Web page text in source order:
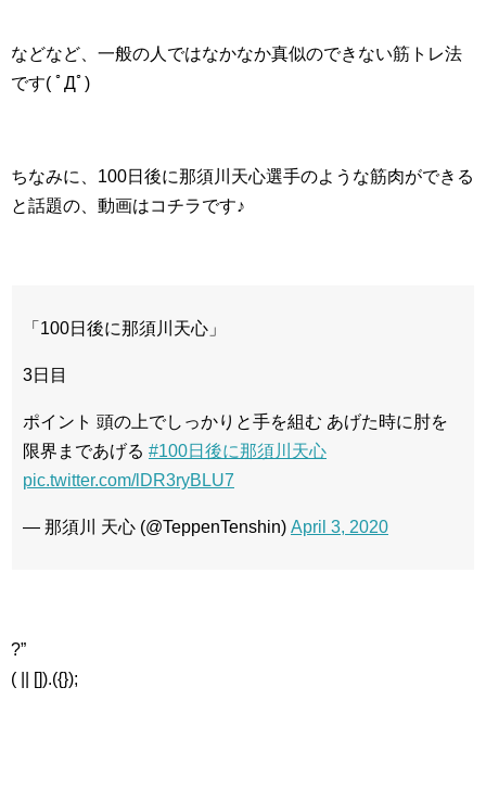
などなど、一般の人ではなかなか真似のできない筋トレ法
です( ﾟДﾟ)
ちなみに、100日後に那須川天心選手のような筋肉ができる
と話題の、動画はコチラです♪
「100日後に那須川天心」
3日目
ポイント 頭の上でしっかりと手を組む あげた時に肘を
限界まであげる #100日後に那須川天心
pic.twitter.com/lDR3ryBLU7
— 那須川 天心 (@TeppenTenshin) April 3, 2020
?”
( || []).({});